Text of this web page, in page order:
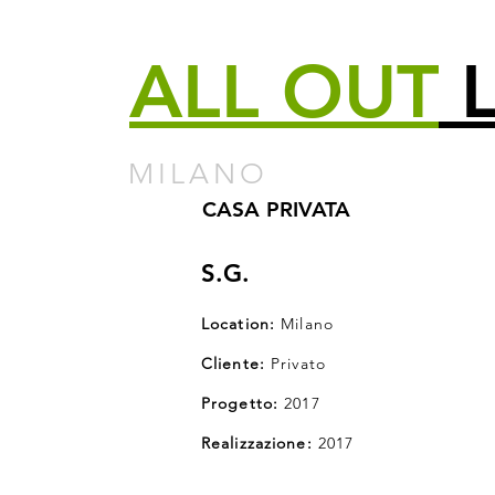
ALL OUT
MILANO
CASA PRIVATA
S.G.
Location: Milano
Cliente: Privato
Progetto: 2017
Realizzazione: 2017